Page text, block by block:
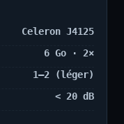
Celeron J4125
6 Go · 2×
1–2 (léger)
< 20 dB